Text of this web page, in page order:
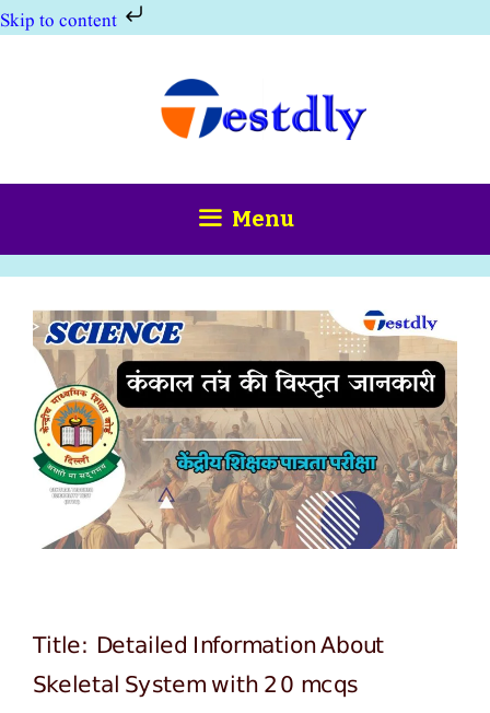
Skip to content
Menu
Title: Detailed Information About
Skeletal System with 20 mcqs